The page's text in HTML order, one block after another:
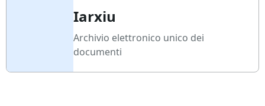
Iarxiu
Archivio elettronico unico dei
documenti